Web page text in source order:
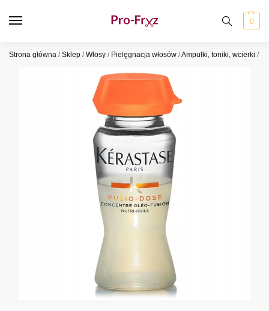
0
Strona główna /Sklep /Włosy / Pielęgnacja włosów /Ampułki, toniki, wcierki /